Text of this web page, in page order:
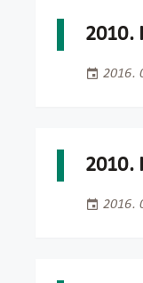
2010.
2016.
2010.
2016.